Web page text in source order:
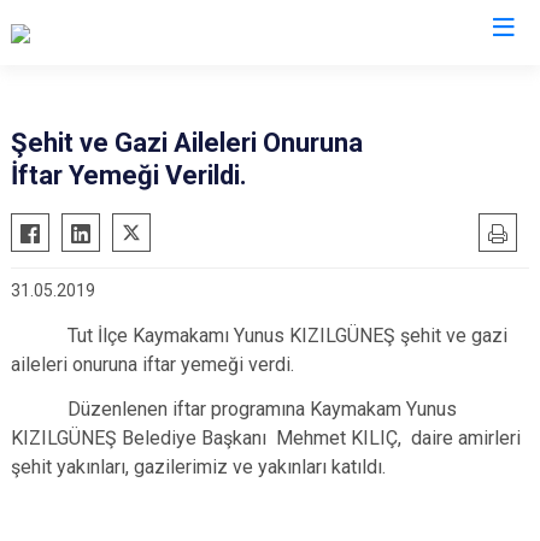
Besni
Çelikhan
Gölbaşı
Samsat
Tut
Şehit ve Gazi Aileleri Onuruna
İftar Yemeği Verildi.
31.05.2019
Tut İlçe Kaymakamı Yunus KIZILGÜNEŞ şehit ve gazi
aileleri onuruna iftar yemeği verdi.
Düzenlenen iftar programına Kaymakam Yunus
KIZILGÜNEŞ Belediye Başkanı Mehmet KILIÇ, daire amirleri
şehit yakınları, gazilerimiz ve yakınları katıldı.